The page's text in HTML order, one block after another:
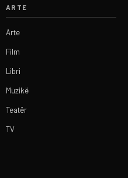
ARTE
Arte
Film
Libri
Muzikë
Teatër
TV